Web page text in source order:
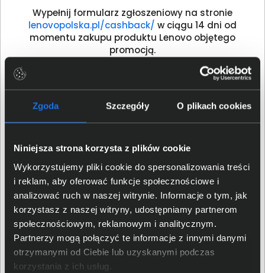
Zgoda Szczegóły O plikach cookies
Niniejsza strona korzysta z plików cookie
Wykorzystujemy pliki cookie do spersonalizowania treści
i reklam, aby oferować funkcje społecznościowe i
analizować ruch w naszej witrynie. Informacje o tym, jak
korzystasz z naszej witryny, udostępniamy partnerom
społecznościowym, reklamowym i analitycznym.
Partnerzy mogą połączyć te informacje z innymi danymi
otrzymanymi od Ciebie lub uzyskanymi podczas
korzystania z ich usług.
Wypełnij formularz zgłoszeniowy na stronie
lenovopolska.pl/cashback/ w ciągu 14 dni od
momentu zakupu produktu Lenovo objętego
promocją.
3
otrzymasz cashback w postaci przelewu na
Sprawdź produkty
objęte promocją!